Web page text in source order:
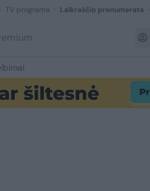
TV programa Laikraščio prenumerata